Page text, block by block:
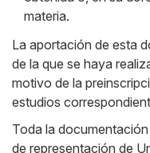
materia.
La aportación de esta
de la que se haya
motivo de la
estudios
Toda la
de representación de